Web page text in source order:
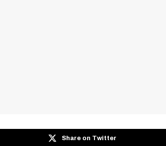
Share on Twitter